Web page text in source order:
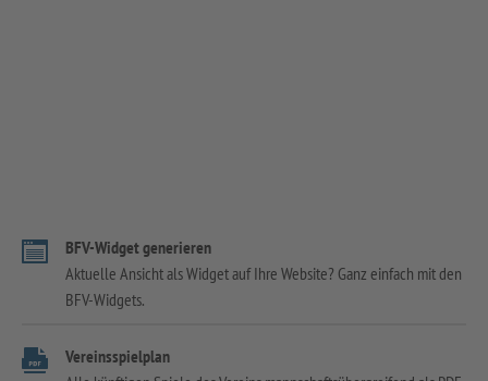
BFV-Widget generieren
Aktuelle Ansicht als Widget auf Ihre Website? Ganz einfach mit den
BFV-Widgets.
Vereinsspielplan